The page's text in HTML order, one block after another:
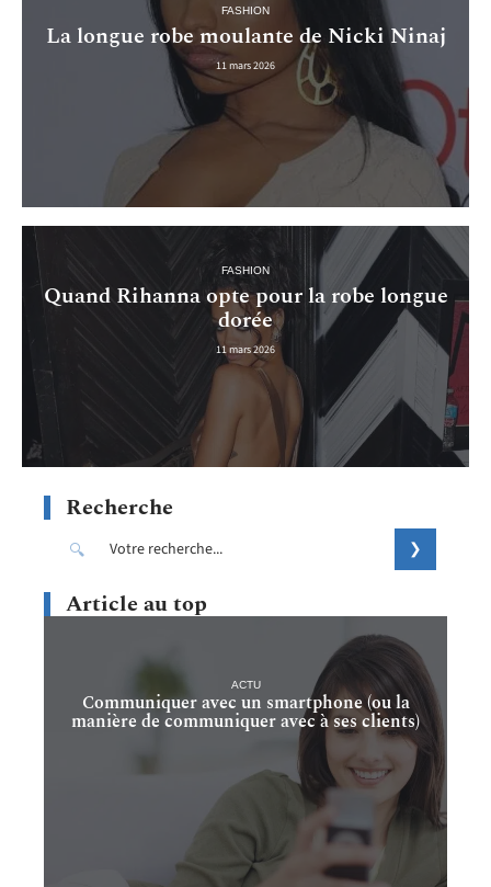
FASHION
La longue robe moulante de Nicki Ninaj
11 mars 2026
FASHION
Quand Rihanna opte pour la robe longue
dorée
11 mars 2026
Recherche
Article au top
ACTU
Communiquer avec un smartphone (ou la
manière de communiquer avec à ses clients)